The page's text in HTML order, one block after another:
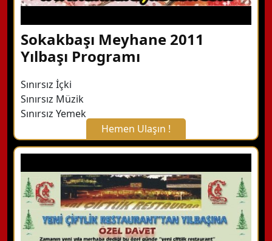
Sokakbaşı Meyhane 2011
Yılbaşı Programı
Sınırsız İçki
Sınırsız Müzik
Sınırsız Yemek
Hemen Ulaşın !
X Kapat
WhatsApp ile Bilgi Alın
Hemen Arayın